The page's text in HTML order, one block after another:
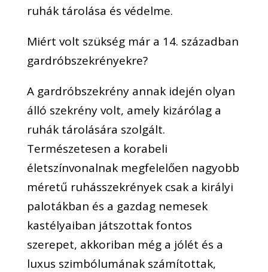
ruhák tárolása és védelme.
Miért volt szükség már a 14. században
gardróbszekrényekre?
A gardróbszekrény annak idején olyan
álló szekrény volt, amely kizárólag a
ruhák tárolására szolgált.
Természetesen a korabeli
életszínvonalnak megfelelően nagyobb
méretű ruhásszekrények csak a királyi
palotákban és a gazdag nemesek
kastélyaiban játszottak fontos
szerepet, akkoriban még a jólét és a
luxus szimbólumának számítottak,